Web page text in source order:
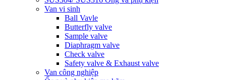
Van vi sinh
Ball Vavle
Butterfly valve
Sample valve
Diaphragm valve
Check valve
Safety valve & Exhaust valve
Van công nghiệp